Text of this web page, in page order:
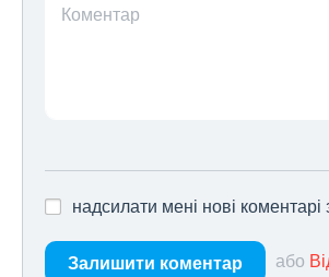
Коментар
надсилати мені нові
Залишити коментар або